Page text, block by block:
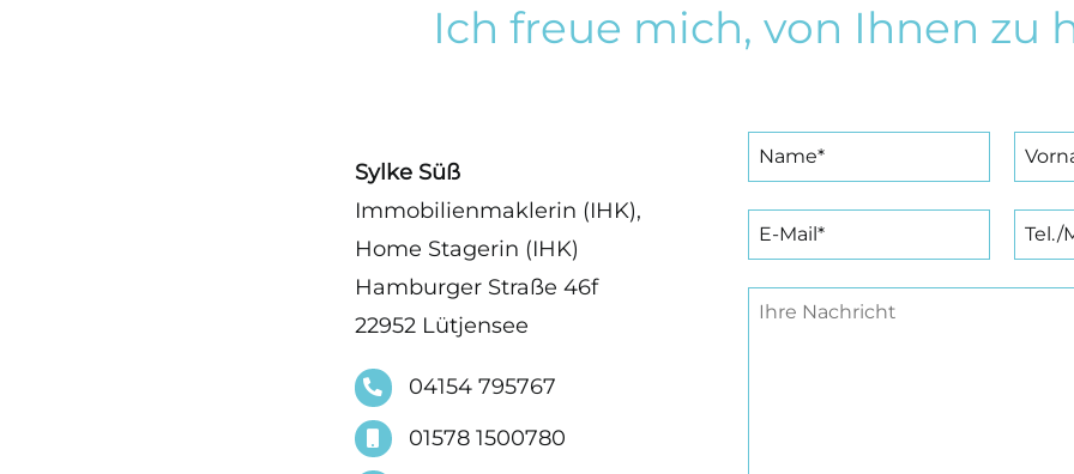
Ich freue mich, von Ihnen zu
Sylke Süß
Immobilienmaklerin (IHK),
Home Stagerin (IHK)
Hamburger Straße 46f
22952 Lütjensee
04154 795767
01578 1500780